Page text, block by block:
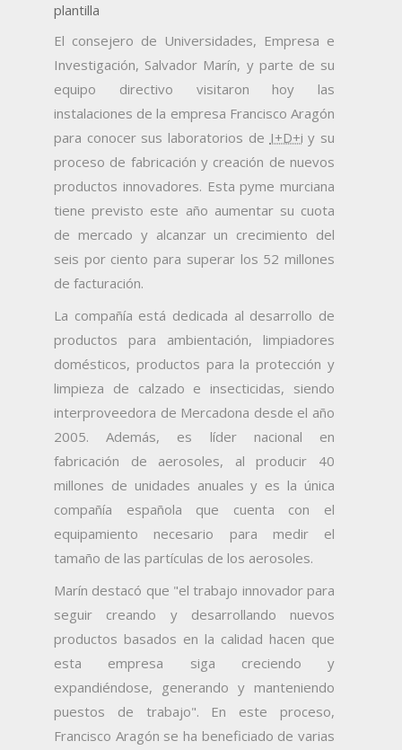
plantilla
El consejero de Universidades, Empresa e
Investigación, Salvador Marín, y parte de su
equipo directivo visitaron hoy las
instalaciones de la empresa Francisco Aragón
para conocer sus laboratorios de I+D+i y su
proceso de fabricación y creación de nuevos
productos innovadores. Esta pyme murciana
tiene previsto este año aumentar su cuota
de mercado y alcanzar un crecimiento del
seis por ciento para superar los 52 millones
de facturación.
La compañía está dedicada al desarrollo de
productos para ambientación, limpiadores
domésticos, productos para la protección y
limpieza de calzado e insecticidas, siendo
interproveedora de Mercadona desde el año
2005. Además, es líder nacional en
fabricación de aerosoles, al producir 40
millones de unidades anuales y es la única
compañía española que cuenta con el
equipamiento necesario para medir el
tamaño de las partículas de los aerosoles.
Marín destacó que "el trabajo innovador para
seguir creando y desarrollando nuevos
productos basados en la calidad hacen que
esta empresa siga creciendo y
expandiéndose, generando y manteniendo
puestos de trabajo". En este proceso,
Francisco Aragón se ha beneficiado de varias